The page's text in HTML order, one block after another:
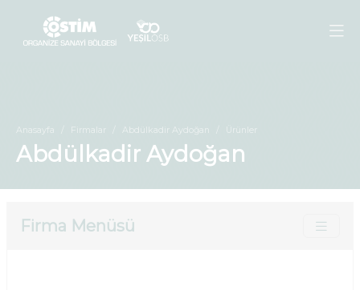
Anasayfa Firmalar Abdülkadir Aydoğan Ürünler
Abdülkadir Aydoğan
Firma Menüsü